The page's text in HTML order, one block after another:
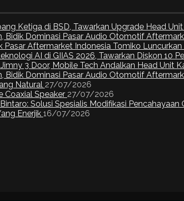
Ketiga di BSD, Tawarkan Upgrade Head
Bidik Dominasi Pasar Audio Otomotif
Aftermarket Indonesia Tomiko
AI di GIIAS 2026, Tawarkan Diskon 10
3 Door, Mobile Tech Andalkan Head Unit
Bidik Dominasi Pasar Audio Otomotif
Natural 27/07/2026
Coaxial Speaker 27/07/2026
Solusi Spesialis Modifikasi
Enerjik 16/07/2026